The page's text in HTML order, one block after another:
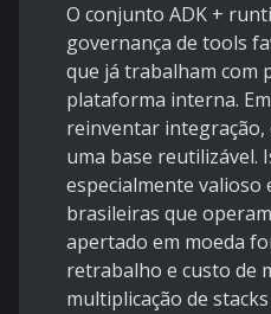
O conjunto ADK +
governança de tools
que já trabalham com
plataforma interna.
reinventar integração,
uma base reutilizável.
especialmente valioso
brasileiras que
apertado em moeda
retrabalho e custo de
multiplicação de